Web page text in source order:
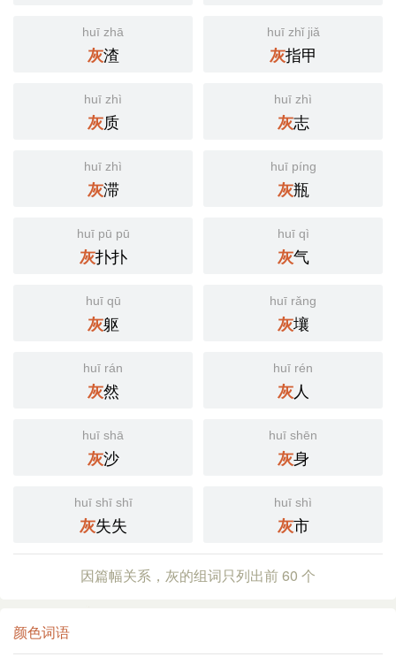
huī zhā
灰渣
huī zhǐ jiǎ
灰指甲
huī zhì
灰质
huī zhì
灰志
huī zhì
灰滞
huī píng
灰瓶
huī pū pū
灰扑扑
huī qì
灰气
huī qū
灰躯
huī rǎng
灰壤
huī rán
灰然
huī rén
灰人
huī shā
灰沙
huī shēn
灰身
huī shī shī
灰失失
huī shì
灰市
因篇幅关系，灰的组词只列出前 60 个
颜色词语